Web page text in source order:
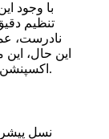
با وجود
تنظیم
نادرست،
این حال،
اکسپنشن ولو در صنایع سرمایشی محسوب می شود.